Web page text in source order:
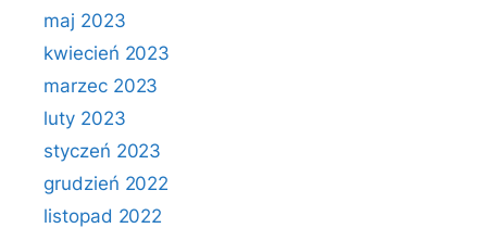
maj 2023
kwiecień 2023
marzec 2023
luty 2023
styczeń 2023
grudzień 2022
listopad 2022